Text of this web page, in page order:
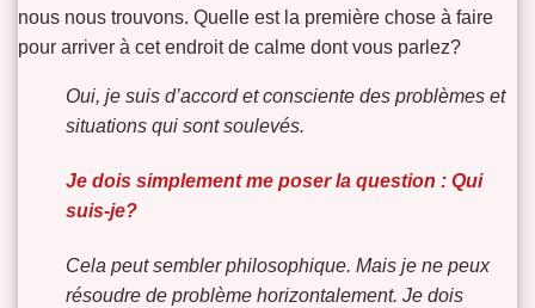
nous nous trouvons. Quelle est la première chose à faire
pour arriver à cet endroit de calme dont vous parlez?
Oui, je suis d’accord et consciente des problèmes et
situations qui sont soulevés.
Je dois simplement me poser la question : Qui
suis-je?
Cela peut sembler philosophique. Mais je ne peux
résoudre de problème horizontalement. Je dois